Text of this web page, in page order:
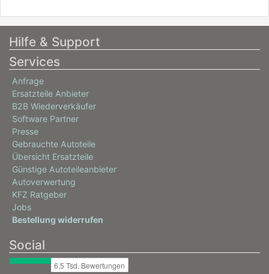
VW
VW
ID.3 (E11, E12)
11/2021 - heute
VW
Hilfe & Support
Services
Anfrage
Ersatzteile Anbieter
B2B Wiederverkäufer
Software Partner
Presse
Gebrauchte Autoteile
Übersicht Ersatzteile
Günstige Autoteileanbieter
Autoverwertung
KFZ Ratgeber
Jobs
Bestellung widerrufen
Social